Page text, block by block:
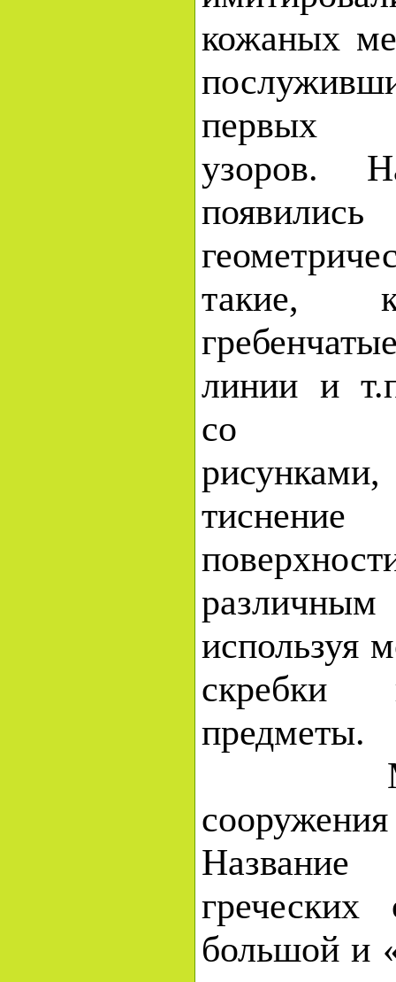
кожаных
первых
узоров.
такие,
линии и
со
используя
скребки
предметы.
большой и